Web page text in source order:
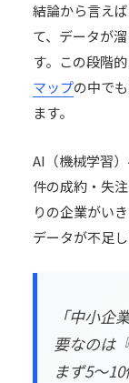
結論から言え
て、データが
す。この段階
マップの中で
ます。
AI（機械学習
件の成約・失
りの企業がい
データが不足
「中小
要なのは
まず5〜